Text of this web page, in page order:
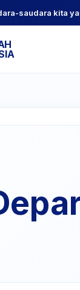
saudara kita